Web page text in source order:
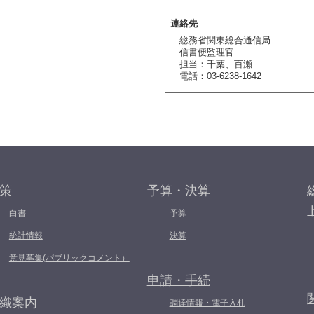
連絡先
総務省関東総合通信局
信書便監理官
担当：千葉、百瀬
電話：03-6238-1642
白書
統計情報
意見募集(パブリックコメント）
案内
予算・決算
予算
決算
申請・手続
調達情報・電子入札